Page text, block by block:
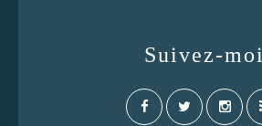
Suivez-moi